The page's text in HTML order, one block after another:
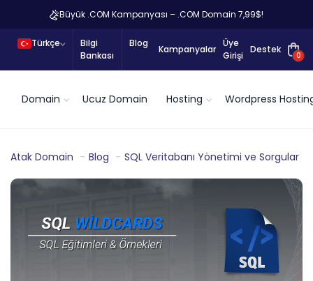
Büyük .COM Kampanyası – .COM Domain 7,99$!
Türkçe
Bilgi
Bankası
Blog
Kampanyalar
Üye
Girişi
Destek
0
Domain Ucuz Domain Hosting Wordpress
Atak Domain Blog SQL Veritabanı Yönetimi ve Sorgular